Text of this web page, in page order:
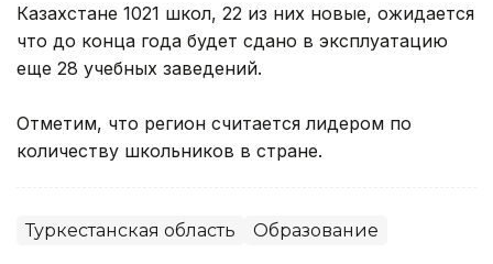
Казахстане 1021 школ, 22 из них новые, ожидается
что до конца года будет сдано в эксплуатацию
еще 28 учебных заведений.
Отметим, что регион считается лидером по
количеству школьников в стране.
Туркестанская область Образование